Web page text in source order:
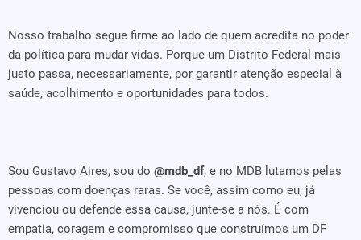
Nosso trabalho segue firme ao lado de quem acredita no poder
da política para mudar vidas. Porque um Distrito Federal mais
justo passa, necessariamente, por garantir atenção especial à
saúde, acolhimento e oportunidades para todos.
Sou Gustavo Aires, sou do @mdb_df, e no MDB lutamos pelas
pessoas com doenças raras. Se você, assim como eu, já
vivenciou ou defende essa causa, junte-se a nós. É com
empatia, coragem e compromisso que construímos um DF